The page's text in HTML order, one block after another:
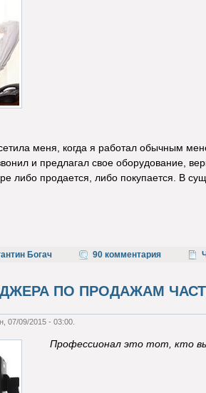
меня, когда я работал обычным
и предлагал свое оборудование,
либо продается, либо покупается. В
Богач 90 комментария
ПО ПРОДАЖАМ
07/09/2015 - 03:00.
Профессионал это тот, кто